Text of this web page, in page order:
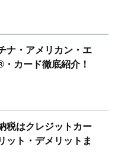
ナ・アメリカン・エ
カード徹底紹介！
税はクレジットカー
ット・デメリットま